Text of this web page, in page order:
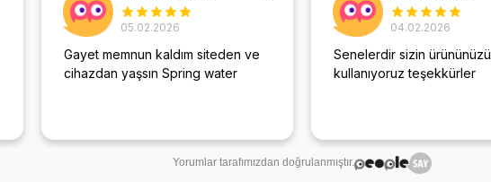
05.02.2026
Gayet memnun kaldım siteden ve
cihazdan yaşsın Spring water
04.02.2026
Senelerdir sizin ürününüzü
kullanıyoruz teşekkürler
Yorumlar tarafımızdan doğrulanmıştır.